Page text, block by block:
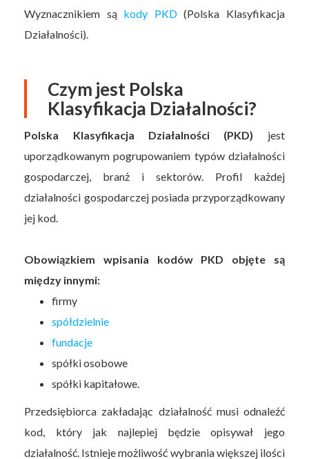
Wyznacznikiem są kody PKD(Polska Klasyfikacja
Działalności).
Czym jest Polska
Klasyfikacja Działalności?
Polska Klasyfikacja Działalności (PKD) jest
uporządkowanym pogrupowaniem typów działalności
gospodarczej, branż i sektorów. Profil każdej
działalności gospodarczej posiada przyporządkowany
jej kod.
Obowiązkiem wpisania kodów PKD objęte są
między innymi:
firmy
spółdzielnie
fundacje
spółki osobowe
spółki kapitałowe.
Przedsiębiorca zakładając działalność musi odnaleźć
kod, który jak najlepiej będzie opisywał jego
działalność. Istnieje możliwość wybrania większej ilości